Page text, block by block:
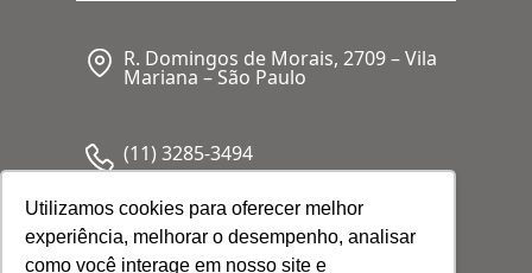
Utilizamos cookies para oferecer melhor
experiência, melhorar o desempenho, analisar
como você interage em nosso site e
R. Domingos de Morais, 2709 – Vila
Mariana – São Paulo
(11) 3285-3494
CNPJ: 05.341.062/0001-80